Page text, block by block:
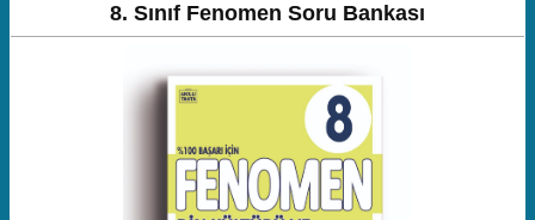
8. Sınıf Fenomen Soru Bankası